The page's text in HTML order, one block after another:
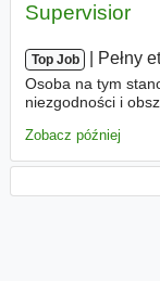
Supervisior
Top Job Pełny
Osoba na tym
niezgodności i
Zobacz później